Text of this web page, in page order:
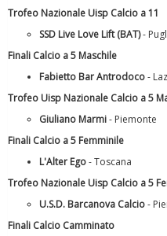
Tiziano Pesce a Radio
Trofeo Nazionale Uisp Calcio a 11
SSD Live Love Lift (BAT)-
Finali Calcio a 5 Maschile
Fabietto Bar Antrodoco-
Trofeo Uisp Nazionale Calcio a 5
Giuliano Marmi- Piemonte
Finali Calcio a 5 Femminile
L'Alter Ego- Toscana
Trofeo Nazionale Uisp Calcio a 5
U.S.D. Barcanova Calcio-
Finali Calcio Camminato